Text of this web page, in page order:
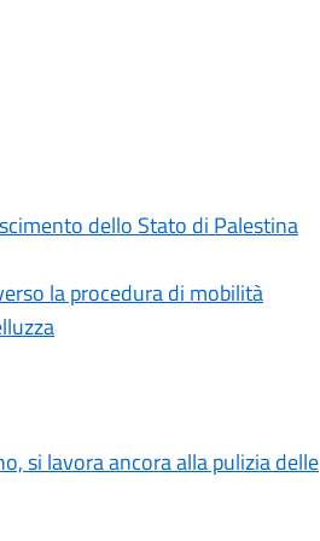
dello Stato di Palestina
la procedura di mobilità
si lavora ancora alla pulizia delle